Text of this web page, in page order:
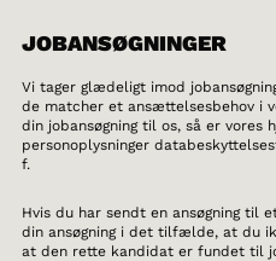
JOBANSØGNINGER
Vi tager glædeligt imod
de matcher et ansættelsesbehov i
din jobansøgning til os, så er vores
personoplysninger
f.
Hvis du har sendt en ansøgning til
din ansøgning i det tilfælde, at du
at den rette kandidat er fundet til